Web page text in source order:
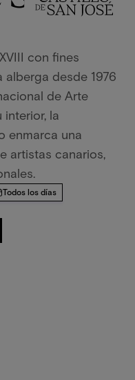
con fines
alberga desde 1976
de Arte
interior, la
enmarca una
artistas canarios,
Todos los días